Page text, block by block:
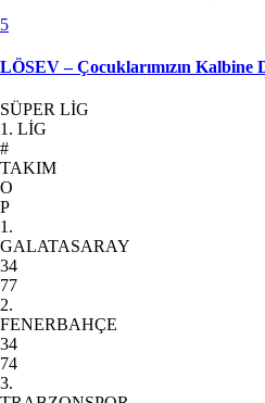
5
LÖSEV – Çocuklarımızın Kalbine
SÜPER LİG
1. LİG
#
TAKIM
O
P
1.
GALATASARAY
34
77
2.
FENERBAHÇE
34
74
3.